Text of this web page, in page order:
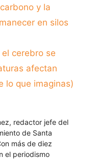
y la
en silos
cerebro se
afectan
lo que imaginas)
redactor jefe del
de Santa
más de diez
el periodismo